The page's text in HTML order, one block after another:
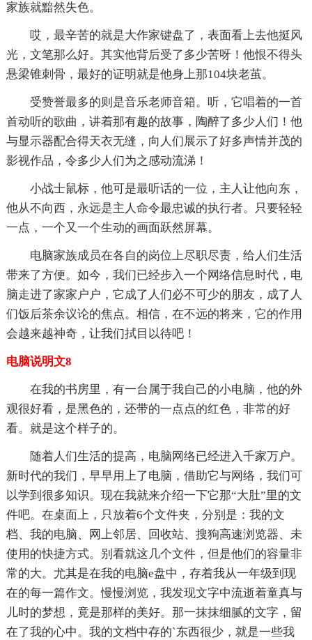
家族就黯然失色。
哎，最辛苦的就是大作家键盘了，表面看上去他挺风
光，文笔那么好。其实他背后受了多少苦呀！他恨不得头
悬梁锥刺骨，最好的证明就是他身上那104块老茧。
受赞誉最多的则是音乐老师音箱。听，它唱着的一首
首动听的歌曲，讲着那有趣的故事，陶醉了多少人们！他
与显示器配合得天衣无缝，向人们展示了好多声情并茂的
影视作品，令多少人们为之感动流涕！
小战士鼠标，他可是最听话的一位，主人让他向东，
他从不向西，永远是主人命令最忠诚的执行者。只要轻轻
一点，一个又一个生动的画面跃然屏幕。
电脑家族成员在各自的岗位上尽职尽责，给人们生活
带来了方便。如今，我们已经步入一个网络信息时代，电
脑走进了家家户户，它成了人们必不可少的朋友，成了人
们饭后茶余议论的焦点。相信，在不远的将来，它的作用
会越来越神奇，让我们拭目以待吧！
电脑说明文8
在我的书房里，有一台属于我自己的小电脑，他的外
观很好看，是黑色的，还带的一点点的红色，非常的好
看。就是这个样子的。
随着人们生活的提高，电脑网络已经进入千家万户。
新时代的我们，早早用上了电脑，借助它与网络，我们可
以学到很多知识。现在我就来介绍一下它那“大肚”里的文
件吧。在桌面上，只放着6个文件夹，分别是：我的文
档、我的电脑、网上邻居、回收站、搜狗高速浏览器、未
使用的快捷方式。别看就这几个文件，但是他们的容量非
常的大。尤其是在我的电脑e盘中，存着我从一年级到现
在的每一篇作文。慢慢浏览，我发现文字中流逝着童真与
儿时的梦想，竟是那样的美好。那一抹抹细腻的文字，留
在了我的心中。我的文档中存的`东西很少，就是一些我